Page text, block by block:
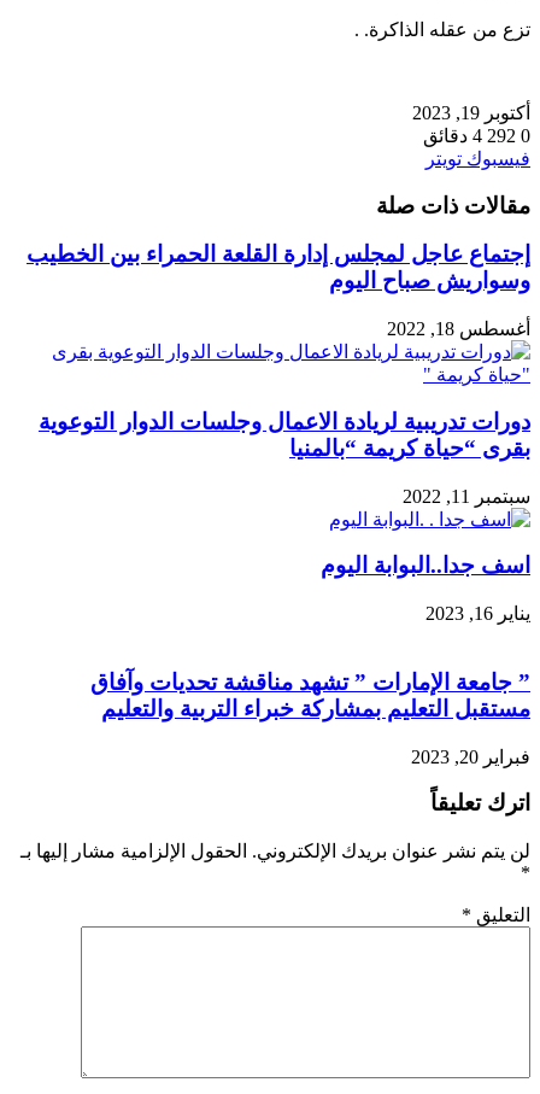
تزع من عقله الذاكرة. .
أكتوبر 19, 2023
0
4 دقائق
فيسبوك تويتر
البريد
مقالات ذات صلة
إجتماع عاجل لمجلس إدارة القلعة الحمراء بين الخطيب
وسواريش صباح اليوم
أغسطس 18, 2022
دورات تدريبية لريادة الاعمال وجلسات الدوار التوعوية
بقرى “حياة كريمة “بالمنيا
سبتمبر 11, 2022
اسف جدا..البوابة اليوم
يناير 16, 2023
” جامعة الإمارات ” تشهد مناقشة تحديات وآفاق
مستقبل التعليم بمشاركة خبراء التربية والتعليم
فبراير 20, 2023
اترك تعليقاً
لن يتم نشر عنوان بريدك الإلكتروني. الحقول الإلزامية مشار إليها بـ
*
التعليق *